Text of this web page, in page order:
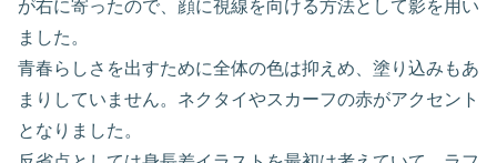
が右に寄ったので、顔に視線を向ける方法として影を用い
ました。
青春らしさを出すために全体の色は抑えめ、塗り込みもあ
まりしていません。ネクタイやスカーフの赤がアクセント
となりました。